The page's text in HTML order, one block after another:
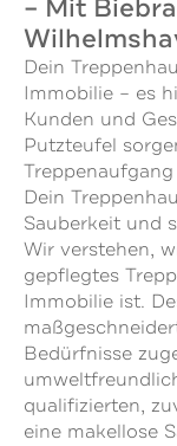
– Mit
Dein
Immobilie – es
Kunden und
Putzteufel
Dein
Sauberkeit und
Wir verstehen,
gepflegtes
Immobilie ist.
Bedürfnisse
qualifizierten,
eine makellose